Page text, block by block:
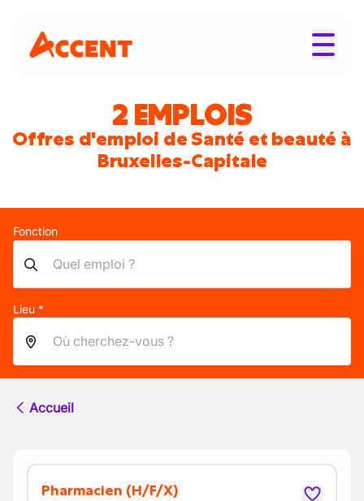
2 EMPLOIS
Offres d'emploi de Santé et beauté à
Bruxelles-Capitale
Fonction
Lieu *
Accueil
Pharmacien (H/F/X)